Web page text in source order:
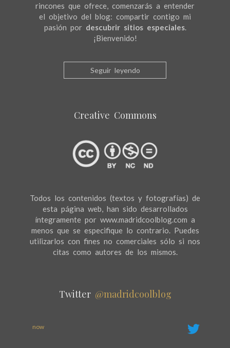
rincones que ofrece, comenzarás a entender
el objetivo del blog: compartir contigo mi
pasión por descubrir sitios especiales.
¡Bienvenido!
Seguir leyendo
Creative Commons
Todos los contenidos (textos y fotografías) de
esta página web, han sido desarrollados
íntegramente por www.madridcoolblog.com a
menos que se especifique lo contrario. Puedes
utilizarlos con fines no comerciales sólo si nos
citas como autores de los mismos.
Twitter @madridcoolblog
now